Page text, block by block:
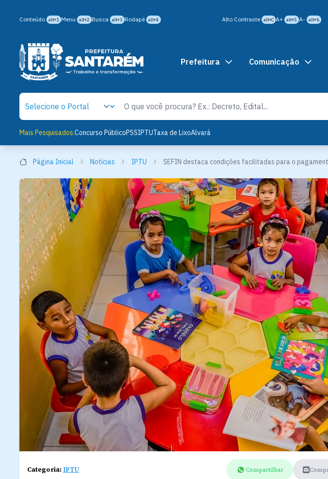
Conteúdo alt+1 Menu alt+2 Busca alt+3 Rodapé alt+4 Alto Contraste alt+C A+ alt+5 A- alt+6
Prefeitura Comunicação
Mais Pesquisados:Concurso PúblicoPSSIPTUTaxa de LixoAlvará
Página Inicial Notícias IPTU SEFIN destaca condições facilitadas para o
Categoria:IPTU Compartilhar